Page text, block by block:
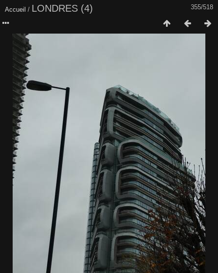
355/518
Accueil / LONDRES (4)